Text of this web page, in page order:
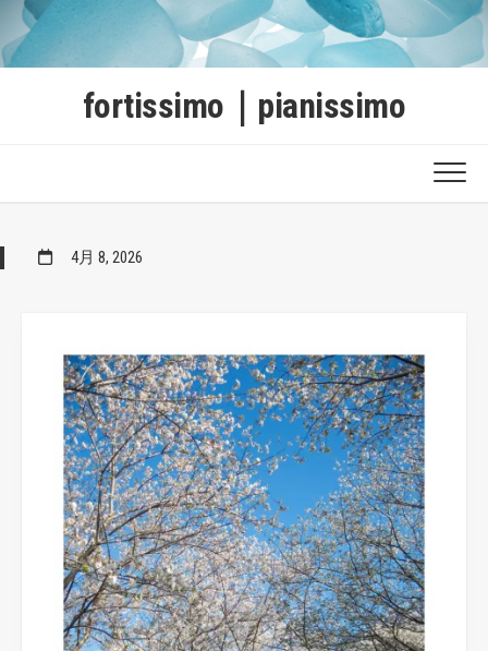
Skip
content
fortissimo｜pianissimo
4月 8, 2026